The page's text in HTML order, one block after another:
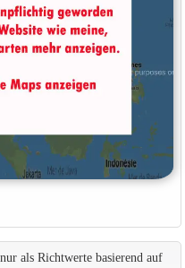
als Richtwerte basierend auf